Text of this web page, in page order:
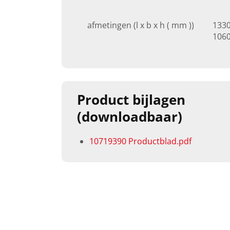
afmetingen (l x b x h ( mm ))
Product bijlagen
(downloadbaar)
10719390 Productblad.pdf